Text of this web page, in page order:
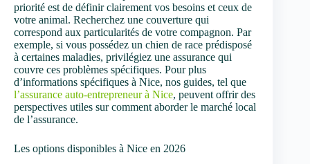
priorité est de définir clairement vos besoins et ceux de
votre animal. Recherchez une couverture qui
correspond aux particularités de votre compagnon. Par
exemple, si vous possédez un chien de race prédisposé
à certaines maladies, privilégiez une assurance qui
couvre ces problèmes spécifiques. Pour plus
d’informations spécifiques à Nice, nos guides, tel que
l’assurance auto-entrepreneur à Nice, peuvent offrir des
perspectives utiles sur comment aborder le marché local
de l’assurance.
Les options disponibles à Nice en 2026